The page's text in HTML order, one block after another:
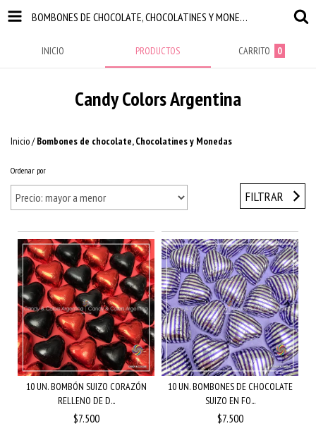
BOMBONES DE CHOCOLATE, CHOCOLATINES Y MONEDAS
INICIO PRODUCTOS CARRITO 0
Candy Colors Argentina
Inicio/ Bombones de chocolate, Chocolatines y Monedas
Ordenar por
FILTRAR
10 UN. BOMBÓN SUIZO CORAZÓN
RELLENO DE D...
$7.500
10 UN. BOMBONES DE CHOCOLATE
SUIZO EN FO...
$7.500